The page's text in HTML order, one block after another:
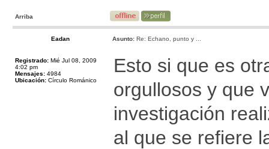
Arriba
Eadan Asunto: Re: Echano, punto y ...
Registrado: Mié Jul 08, 2009
4:02 pm
Mensajes: 4984
Ubicación: Círculo Románico
Esto si que es
orgullosos y que
investigación
al que se refiere